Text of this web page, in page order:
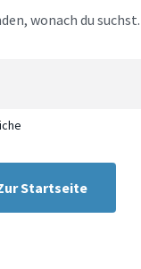
wonach du suchst.
Startseite